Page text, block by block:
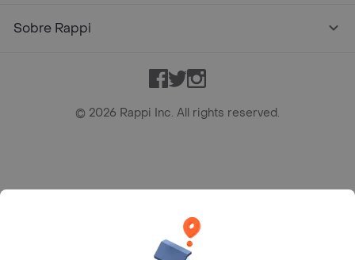
Sobre Rappi
Facebook
TwitterInstagram
© 2026 Rappi Inc. All rights reserved.
Bogotá D.C. --- notificacionesrappi@rappi.com